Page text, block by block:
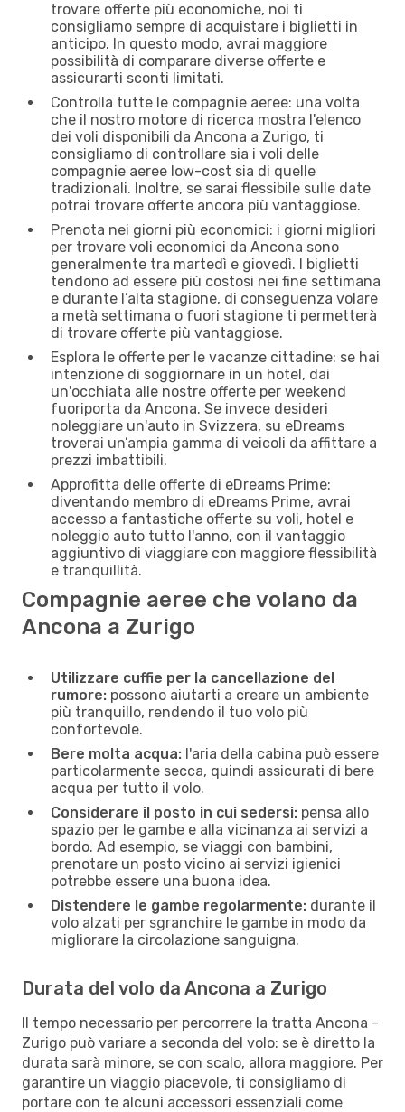
trovare offerte più economiche, noi ti
consigliamo sempre di acquistare i biglietti in
anticipo. In questo modo, avrai maggiore
possibilità di comparare diverse offerte e
assicurarti sconti limitati.
Controlla tutte le compagnie aeree: una volta
che il nostro motore di ricerca mostra l'elenco
dei voli disponibili da Ancona a Zurigo, ti
consigliamo di controllare sia i voli delle
compagnie aeree low-cost sia di quelle
tradizionali. Inoltre, se sarai flessibile sulle date
potrai trovare offerte ancora più vantaggiose.
Prenota nei giorni più economici: i giorni migliori
per trovare voli economici da Ancona sono
generalmente tra martedì e giovedì. I biglietti
tendono ad essere più costosi nei fine settimana
e durante l’alta stagione, di conseguenza volare
a metà settimana o fuori stagione ti permetterà
di trovare offerte più vantaggiose.
Esplora le offerte per le vacanze cittadine: se hai
intenzione di soggiornare in un hotel, dai
un'occhiata alle nostre offerte per weekend
fuoriporta da Ancona. Se invece desideri
noleggiare un'auto in Svizzera, su eDreams
troverai un’ampia gamma di veicoli da affittare a
prezzi imbattibili.
Approfitta delle offerte di eDreams Prime:
diventando membro di eDreams Prime, avrai
accesso a fantastiche offerte su voli, hotel e
noleggio auto tutto l'anno, con il vantaggio
aggiuntivo di viaggiare con maggiore flessibilità
e tranquillità.
Compagnie aeree che volano da
Ancona a Zurigo
Utilizzare cuffie per la cancellazione del
rumore: possono aiutarti a creare un ambiente
più tranquillo, rendendo il tuo volo più
confortevole.
Bere molta acqua: l'aria della cabina può essere
particolarmente secca, quindi assicurati di bere
acqua per tutto il volo.
Considerare il posto in cui sedersi: pensa allo
spazio per le gambe e alla vicinanza ai servizi a
bordo. Ad esempio, se viaggi con bambini,
prenotare un posto vicino ai servizi igienici
potrebbe essere una buona idea.
Distendere le gambe regolarmente: durante il
volo alzati per sgranchire le gambe in modo da
migliorare la circolazione sanguigna.
Durata del volo da Ancona a Zurigo
Il tempo necessario per percorrere la tratta Ancona -
Zurigo può variare a seconda del volo: se è diretto la
durata sarà minore, se con scalo, allora maggiore. Per
garantire un viaggio piacevole, ti consigliamo di
portare con te alcuni accessori essenziali come